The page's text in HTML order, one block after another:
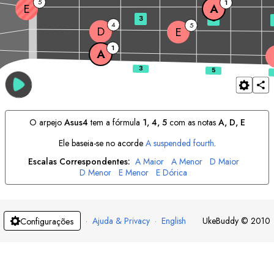
A 1
D 4 E 5
E A 1
3 5
O arpejo Asus4 tem a fórmula 1, 4, 5com as notas A, D, E
Ele baseia-se no acorde Asuspended fourth.
Escalas Correspondentes: A Maior A Menor D Maior
D Menor E Menor E Dórica
Configurações · Ajuda & Privacy · English UkeBuddy © 2010